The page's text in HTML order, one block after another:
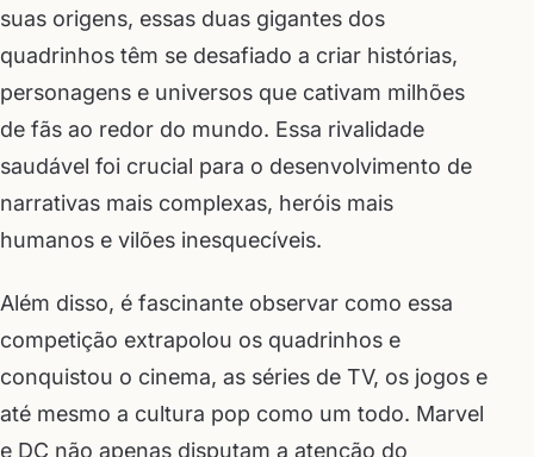
suas origens, essas duas gigantes dos
quadrinhos têm se desafiado a criar histórias,
personagens e universos que cativam milhões
de fãs ao redor do mundo. Essa rivalidade
saudável foi crucial para o desenvolvimento de
narrativas mais complexas, heróis mais
humanos e vilões inesquecíveis.
Além disso, é fascinante observar como essa
competição extrapolou os quadrinhos e
conquistou o cinema, as séries de TV, os jogos e
até mesmo a cultura pop como um todo. Marvel
e DC não apenas disputam a atenção do